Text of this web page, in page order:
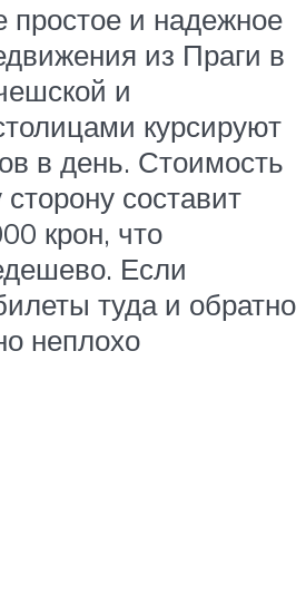
простое и надежное
из Праги в
и
курсируют
в день. Стоимость
составит
крон, что
Если
туда и обратно
неплохо